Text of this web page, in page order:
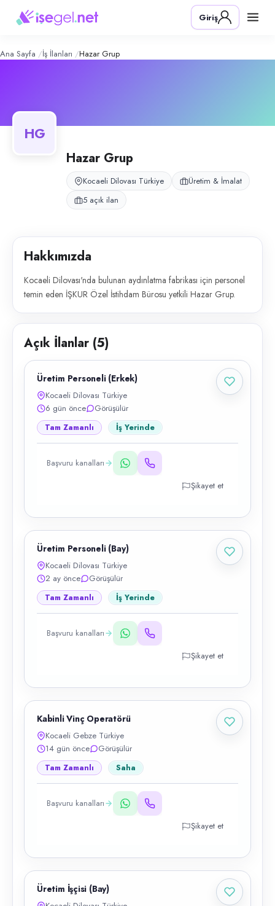
Grup– Şirket Profili
Konum:
Kocaeli Dilovası'nda bulunan aydınlatma fabrikası için personel
Üretim Personeli (Bay)
Giriş
Ana Sayfa İş İlanları Hazar Grup
HG
Hazar Grup
Kocaeli Dilovası Türkiye
Üretim & İmalat
5 açık ilan
Hakkımızda
Kocaeli Dilovası'nda bulunan aydınlatma fabrikası için personel
temin eden İŞKUR Özel İstihdam Bürosu yetkili Hazar Grup.
Açık İlanlar (5)
Üretim Personeli (Erkek)
Kocaeli Dilovası Türkiye
6 gün önce
Görüşülür
Tam Zamanlı İş Yerinde
Başvuru kanalları
Şikayet et
Üretim Personeli (Bay)
Kocaeli Dilovası Türkiye
2 ay önce
Görüşülür
Tam Zamanlı İş Yerinde
Başvuru kanalları
Şikayet et
Kabinli Vinç Operatörü
Kocaeli Gebze Türkiye
14 gün önce
Görüşülür
Tam Zamanlı Saha
Başvuru kanalları
Şikayet et
Üretim İşçisi (Bay)